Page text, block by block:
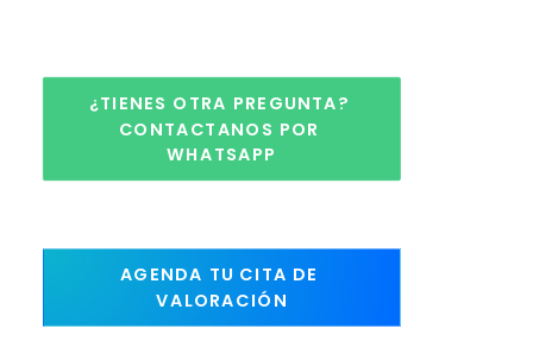
¿TIENES OTRA PREGUNTA?
CONTACTANOS POR
WHATSAPP
AGENDA TU CITA DE
VALORACIÓN